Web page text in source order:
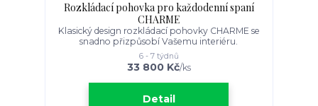
Rozkládací pohovka pro každodenní spaní
CHARME
Klasický design rozkládací pohovky CHARME se
snadno přizpůsobí Vašemu interiéru.
33 800 Kč/ks
6 - 7 týdnů
Detail